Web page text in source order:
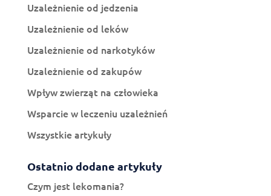
Uzależnienie od jedzenia
Uzależnienie od leków
Uzależnienie od narkotyków
Uzależnienie od zakupów
Wpływ zwierząt na człowieka
Wsparcie w leczeniu uzależnień
Wszystkie artykuły
Ostatnio dodane artykuły
Czym jest lekomania?